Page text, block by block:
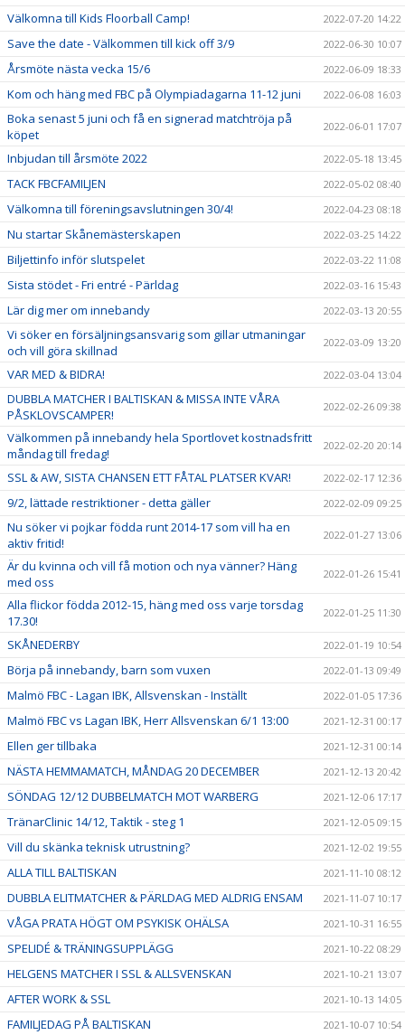
Välkomna till Kids Floorball Camp!
2022-07-20 14:22
Save the date - Välkommen till kick off 3/9 2022-06-30 10:07
Årsmöte nästa vecka 15/6 2022-06-09 18:33
Kom och häng med FBC på Olympiadagarna 11-12 juni 2022-06-08 16:03
Boka senast 5 juni och få en signerad matchtröja på
köpet
2022-06-01 17:07
Inbjudan till årsmöte 2022 2022-05-18 13:45
TACK FBCFAMILJEN 2022-05-02 08:40
Välkomna till föreningsavslutningen 30/4! 2022-04-23 08:18
Nu startar Skånemästerskapen 2022-03-25 14:22
Biljettinfo inför slutspelet 2022-03-22 11:08
Sista stödet - Fri entré - Pärldag 2022-03-16 15:43
Lär dig mer om innebandy 2022-03-13 20:55
Vi söker en försäljningsansvarig som gillar utmaningar
och vill göra skillnad
2022-03-09 13:20
VAR MED & BIDRA! 2022-03-04 13:04
DUBBLA MATCHER I BALTISKAN & MISSA INTE VÅRA
PÅSKLOVSCAMPER!
2022-02-26 09:38
Välkommen på innebandy hela Sportlovet kostnadsfritt
måndag till fredag!
2022-02-20 20:14
SSL & AW, SISTA CHANSEN ETT FÅTAL PLATSER KVAR! 2022-02-17 12:36
9/2, lättade restriktioner - detta gäller 2022-02-09 09:25
Nu söker vi pojkar födda runt 2014-17 som vill ha en
aktiv fritid!
2022-01-27 13:06
Är du kvinna och vill få motion och nya vänner? Häng
med oss
2022-01-26 15:41
Alla flickor födda 2012-15, häng med oss varje torsdag
17.30!
2022-01-25 11:30
SKÅNEDERBY 2022-01-19 10:54
Börja på innebandy, barn som vuxen 2022-01-13 09:49
Malmö FBC - Lagan IBK, Allsvenskan - Inställt 2022-01-05 17:36
Malmö FBC vs Lagan IBK, Herr Allsvenskan 6/1 13:00 2021-12-31 00:17
Ellen ger tillbaka 2021-12-31 00:14
NÄSTA HEMMAMATCH, MÅNDAG 20 DECEMBER 2021-12-13 20:42
SÖNDAG 12/12 DUBBELMATCH MOT WARBERG 2021-12-06 17:17
TränarClinic 14/12, Taktik - steg 1 2021-12-05 09:15
Vill du skänka teknisk utrustning? 2021-12-02 19:55
ALLA TILL BALTISKAN 2021-11-10 08:12
DUBBLA ELITMATCHER & PÄRLDAG MED ALDRIG ENSAM 2021-11-07 10:17
VÅGA PRATA HÖGT OM PSYKISK OHÄLSA 2021-10-31 16:55
SPELIDÉ & TRÄNINGSUPPLÄGG 2021-10-22 08:29
HELGENS MATCHER I SSL & ALLSVENSKAN 2021-10-21 13:07
AFTER WORK & SSL 2021-10-13 14:05
FAMILJEDAG PÅ BALTISKAN 2021-10-07 10:54